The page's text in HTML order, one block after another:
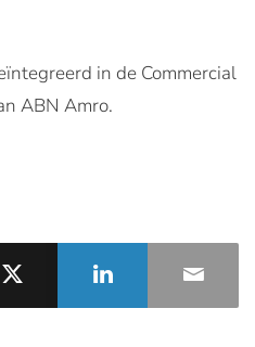
in de Commercial
ABN Amro.